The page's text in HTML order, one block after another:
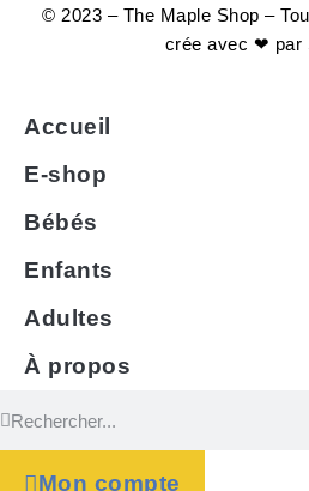
© 2023 – The Maple Shop –
crée avec ❤ par
Accueil
E-shop
Bébés
Enfants
Adultes
À propos
Mon compte